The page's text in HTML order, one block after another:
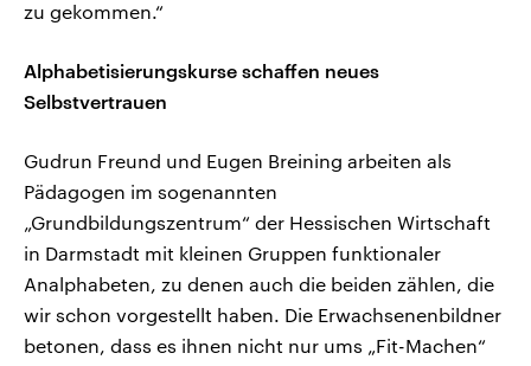
zu gekommen.“
Alphabetisierungskurse schaffen neues
Selbstvertrauen
Gudrun Freund und Eugen Breining arbeiten als
Pädagogen im sogenannten
„Grundbildungszentrum“ der Hessischen Wirtschaft
in Darmstadt mit kleinen Gruppen funktionaler
Analphabeten, zu denen auch die beiden zählen, die
wir schon vorgestellt haben. Die Erwachsenenbildner
betonen, dass es ihnen nicht nur ums „Fit-Machen“